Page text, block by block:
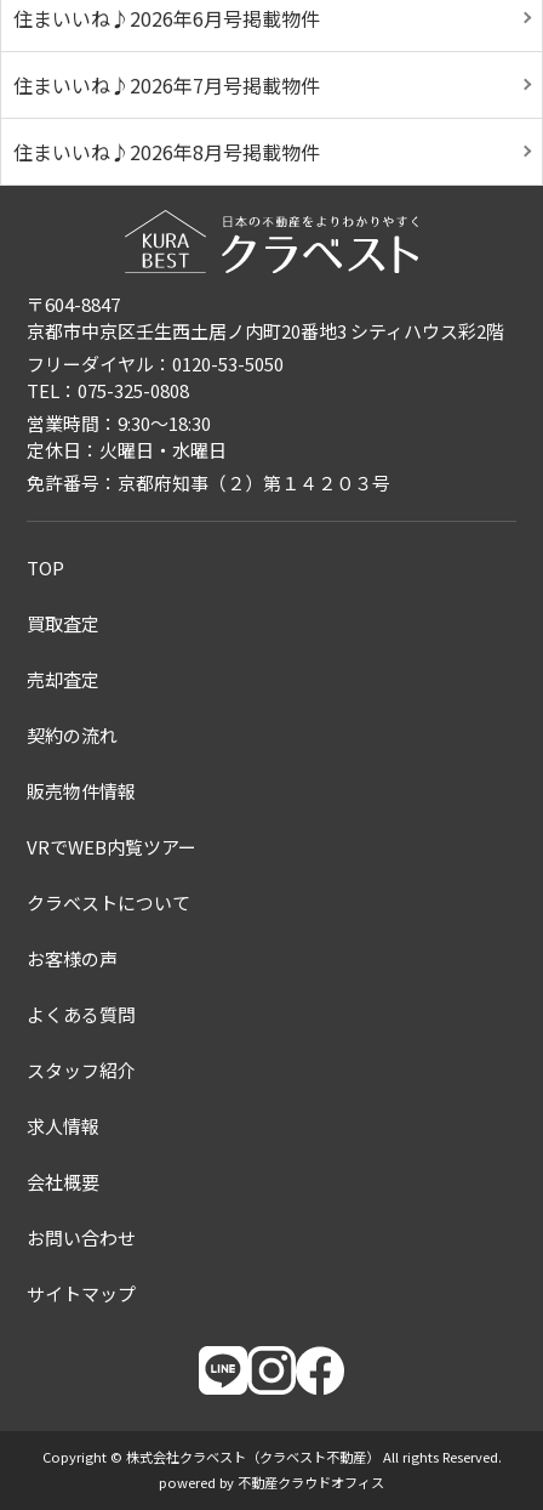
住まいいね♪2026年6月号掲載物件
住まいいね♪2026年7月号掲載物件
住まいいね♪2026年8月号掲載物件
〒604-8847
京都市中京区壬生西土居ノ内町20番地3 シティハウス彩2階
フリーダイヤル：0120-53-5050
TEL：075-325-0808
営業時間：9:30〜18:30
定休日：火曜日・水曜日
免許番号：京都府知事（２）第１４２０３号
TOP
買取査定
売却査定
契約の流れ
販売物件情報
VRでWEB内覧ツアー
クラベストについて
お客様の声
よくある質問
スタッフ紹介
求人情報
会社概要
お問い合わせ
サイトマップ
Copyright © 株式会社クラベスト（クラベスト不動産） All rights Reserved.
powered by 不動産クラウドオフィス